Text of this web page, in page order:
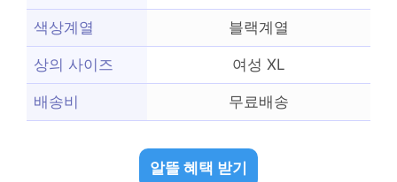
색상계열 블랙계열
상의 사이즈 여성 XL
배송비 무료배송
알뜰 혜택 받기